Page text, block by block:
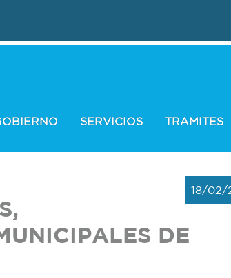
SERVICIOS TRAMITES
18/02/
DE